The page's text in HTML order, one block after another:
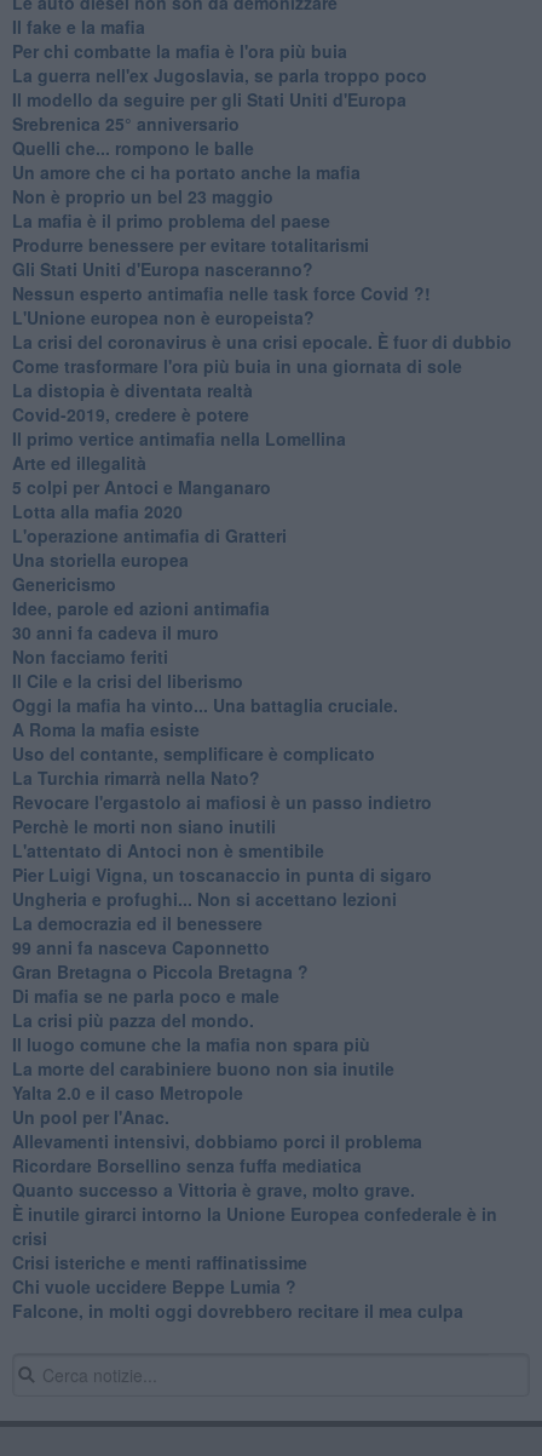
​Il fake e la mafia
Per chi combatte la mafia è l'ora più buia
La guerra nell'ex Jugoslavia, se parla troppo poco
Il modello da seguire per gli Stati Uniti d'Europa
Srebrenica 25° anniversario
Quelli che... rompono le balle
Un amore che ci ha portato anche la mafia
Non è proprio un bel 23 maggio
La mafia è il primo problema del paese
Produrre benessere per evitare totalitarismi
Gli Stati Uniti d'Europa nasceranno?
Nessun esperto antimafia nelle task force Covid ?!
L'Unione europea non è europeista?
La crisi del coronavirus è una crisi epocale. È fuor di dubbio
Come trasformare l'ora più buia in una giornata di sole
​La distopia è diventata realtà
Covid-2019, credere è potere
Il primo vertice antimafia nella Lomellina
Arte ed illegalità
​5 colpi per Antoci e Manganaro
Lotta alla mafia 2020
L'operazione antimafia di Gratteri
Una storiella europea
Genericismo
Idee, parole ed azioni antimafia
30 anni fa cadeva il muro
Non facciamo feriti
Il Cile e la crisi del liberismo
Oggi la mafia ha vinto... Una battaglia cruciale.
A Roma la mafia esiste
Uso del contante, semplificare è complicato
La Turchia rimarrà nella Nato?
Revocare l'ergastolo ai mafiosi è un passo indietro
Perchè le morti non siano inutili
L'attentato di Antoci non è smentibile
Pier Luigi Vigna, un toscanaccio in punta di sigaro
Ungheria e profughi... Non si accettano lezioni
La democrazia ed il benessere
99 anni fa nasceva Caponnetto
Gran Bretagna o Piccola Bretagna ?
Di mafia se ne parla poco e male
La crisi più pazza del mondo.
Il luogo comune che la mafia non spara più
La morte del carabiniere buono non sia inutile
Yalta 2.0 e il caso Metropole
​Un pool per l'Anac.
Allevamenti intensivi, dobbiamo porci il problema
Ricordare Borsellino senza fuffa mediatica
​Quanto successo a Vittoria è grave, molto grave.
​È inutile girarci intorno la Unione Europea confederale è in
crisi
Crisi isteriche e menti raffinatissime
Chi vuole uccidere Beppe Lumia ?
Falcone, in molti oggi dovrebbero recitare il mea culpa